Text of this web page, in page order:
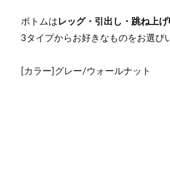
ボトムは レッグ・引出し・跳ね上げ
3タイプからお好きなものをお選び
[カラー]グレー/ウォールナット